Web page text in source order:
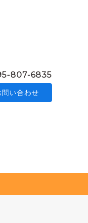
807-6835
問い合わせ